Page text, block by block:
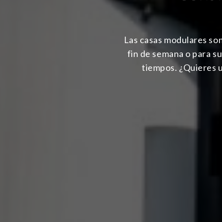
Las casas modulares
fin de semana o para
tiempos. ¿Quieres